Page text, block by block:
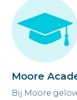
Moore
Bij Moore